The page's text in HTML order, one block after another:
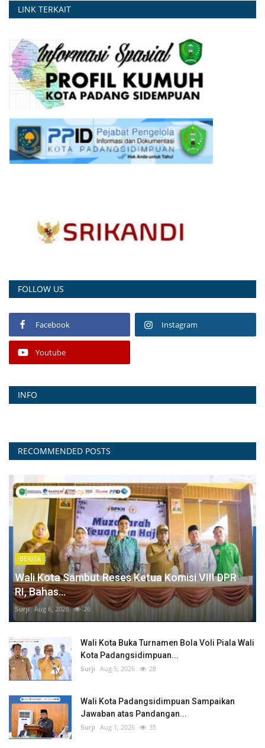
LINK TERKAIT
FOLLOW US
Facebook Instagram
Youtube
INFO
RECOMMENDED POSTS
BERITA
Wali Kota Sambut Reses Ketua Komisi VIII DPR
RI, Bahas...
Surji Aug 6, 2026 26
Wali Kota Buka Turnamen Bola Voli Piala Wali
Kota Padangsidimpuan...
Surji Aug 5, 2026 28
Wali Kota Padangsidimpuan Sampaikan
Jawaban atas Pandangan...
Surji Aug 1, 2026 35